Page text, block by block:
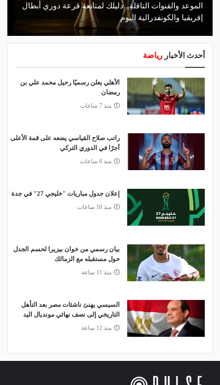
الموعد والقنوات الناقلة.. دليلك لمتابعة قرعة دوري أبطال
إفريقيا والكونفدرالية اليوم
أحدث الأخبار رياضة
الأهلي يعلن رسميًا رحيل محمد علي بن
رمضان
منذ 7 ساعات
راتب صلاح القياسي يضعه على قمة الأعلى
أجرًا في الدوري التركي
منذ 8 ساعات
إعلان جدول مباريات "خليجي 27" في جدة
منذ 10 ساعات
بيان رسمي من خوان بيزيرا لحسم الجدل
حول مستقبله مع الزمالك
منذ 11 ساعة
السيسي يهنئ ناشئات مصر بعد التأهل
التاريخي إلى نصف نهائي مونديال اليد
منذ 12 ساعة